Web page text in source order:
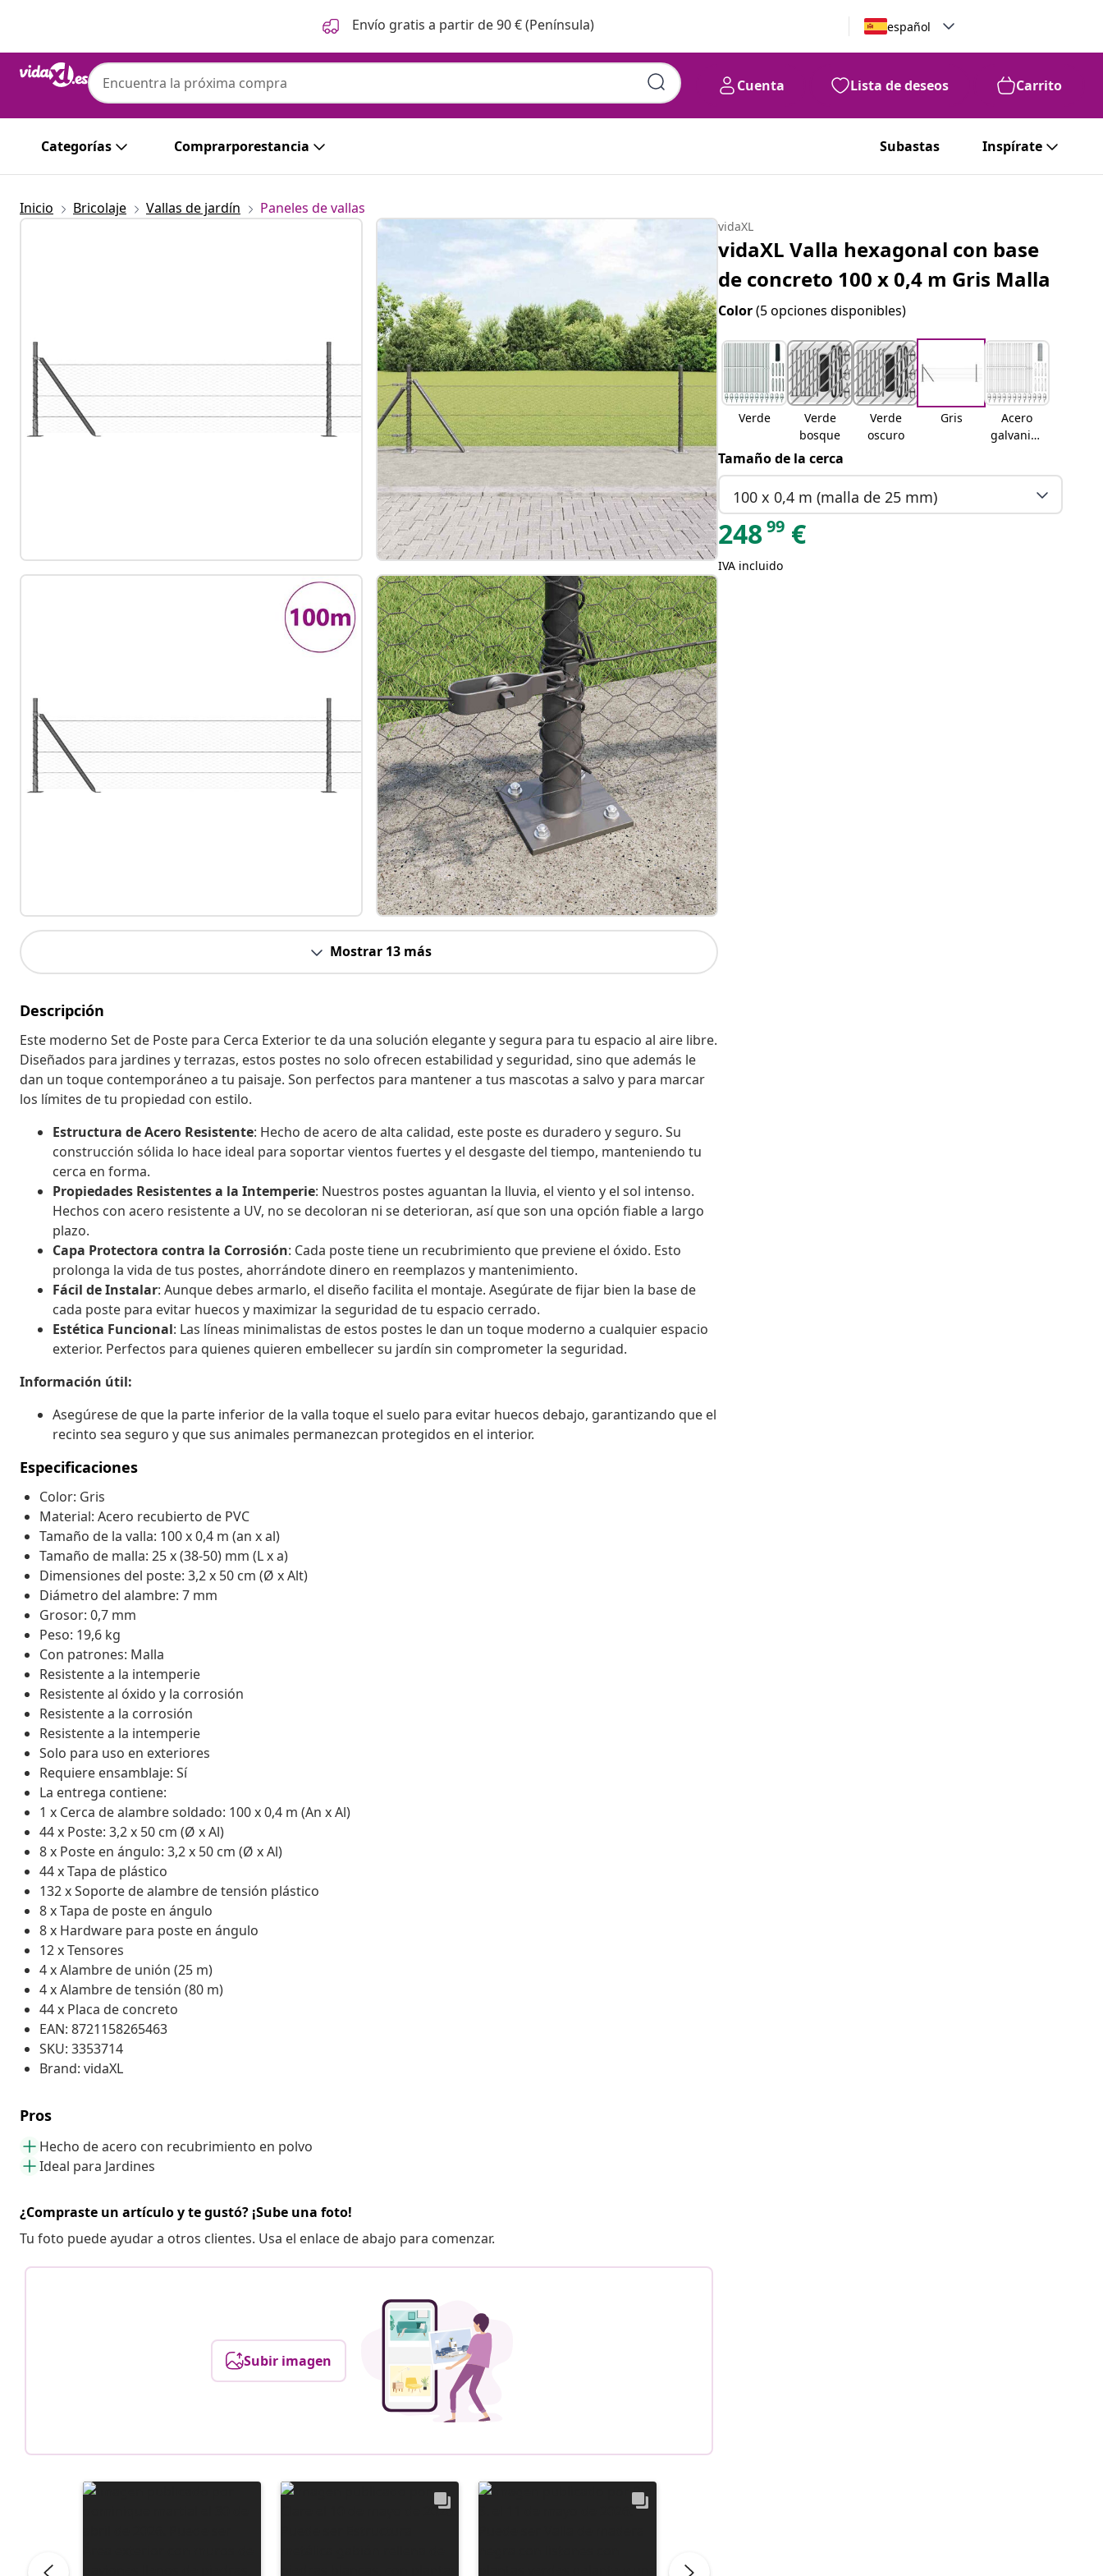
Envío gratis a partir de 90 € (Península) español
Cuenta Lista de deseos Carrito
Categorías Comprarporestancia Subastas Inspírate
Inicio Bricolaje Vallas de jardín Paneles de vallas
Mostrar 13 más
Descripción
Este moderno Set de Poste para Cerca Exterior te da una solución elegante y segura para tu espacio al aire libre.
Diseñados para jardines y terrazas, estos postes no solo ofrecen estabilidad y seguridad, sino que además le
dan un toque contemporáneo a tu paisaje. Son perfectos para mantener a tus mascotas a salvo y para marcar
los límites de tu propiedad con estilo.
Estructura de Acero Resistente: Hecho de acero de alta calidad, este poste es duradero y seguro. Su
construcción sólida lo hace ideal para soportar vientos fuertes y el desgaste del tiempo, manteniendo tu
cerca en forma.
Propiedades Resistentes a la Intemperie: Nuestros postes aguantan la lluvia, el viento y el sol intenso.
Hechos con acero resistente a UV, no se decoloran ni se deterioran, así que son una opción fiable a largo
plazo.
Capa Protectora contra la Corrosión: Cada poste tiene un recubrimiento que previene el óxido. Esto
prolonga la vida de tus postes, ahorrándote dinero en reemplazos y mantenimiento.
Fácil de Instalar: Aunque debes armarlo, el diseño facilita el montaje. Asegúrate de fijar bien la base de
cada poste para evitar huecos y maximizar la seguridad de tu espacio cerrado.
Estética Funcional: Las líneas minimalistas de estos postes le dan un toque moderno a cualquier espacio
exterior. Perfectos para quienes quieren embellecer su jardín sin comprometer la seguridad.
Información útil:
Asegúrese de que la parte inferior de la valla toque el suelo para evitar huecos debajo, garantizando que el
recinto sea seguro y que sus animales permanezcan protegidos en el interior.
Especificaciones
Color: Gris
Material: Acero recubierto de PVC
Tamaño de la valla: 100 x 0,4 m (an x al)
Tamaño de malla: 25 x (38-50) mm (L x a)
Dimensiones del poste: 3,2 x 50 cm (Ø x Alt)
Diámetro del alambre: 7 mm
Grosor: 0,7 mm
Peso: 19,6 kg
Con patrones: Malla
Resistente a la intemperie
Resistente al óxido y la corrosión
Resistente a la corrosión
Resistente a la intemperie
Solo para uso en exteriores
Requiere ensamblaje: Sí
La entrega contiene:
1 x Cerca de alambre soldado: 100 x 0,4 m (An x Al)
44 x Poste: 3,2 x 50 cm (Ø x Al)
8 x Poste en ángulo: 3,2 x 50 cm (Ø x Al)
44 x Tapa de plástico
132 x Soporte de alambre de tensión plástico
8 x Tapa de poste en ángulo
8 x Hardware para poste en ángulo
12 x Tensores
4 x Alambre de unión (25 m)
4 x Alambre de tensión (80 m)
44 x Placa de concreto
EAN: 8721158265463
SKU: 3353714
Brand: vidaXL
Pros
Hecho de acero con recubrimiento en polvo
Ideal para Jardines
¿Compraste un artículo y te gustó? ¡Sube una foto!
Tu foto puede ayudar a otros clientes. Usa el enlace de abajo para comenzar.
Subir imagen
vidaXL
vidaXL Valla hexagonal con base
de concreto 100 x 0,4 m Gris Malla
Color(5 opciones disponibles)
Verde
Verde
bosque
Verde
oscuro
Gris
Acero
galvaniza
Tamaño de la cerca
100 x 0,4 m (malla de 25 mm)
24899 €
IVA incluido